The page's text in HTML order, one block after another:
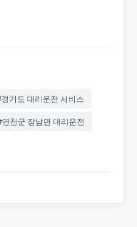
기도 대리운전 서비스
천군 장남면 대리운전